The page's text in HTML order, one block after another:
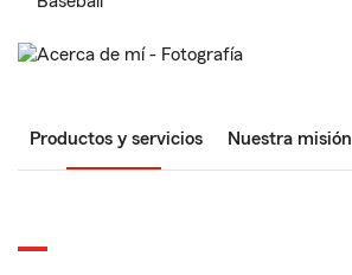
Productos y servicios Nuestra misión